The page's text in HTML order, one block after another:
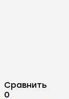
Сравнить
0